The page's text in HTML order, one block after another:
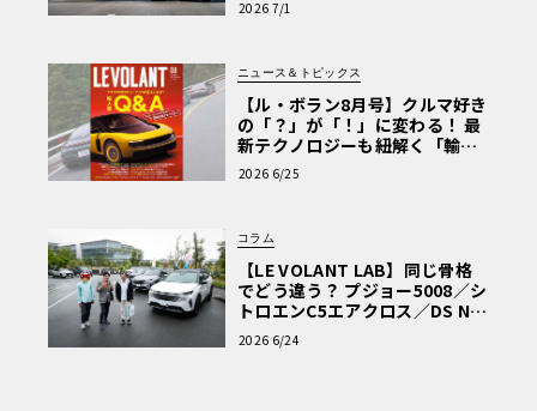
2026 7/1
ニュース＆トピックス
【ル・ボラン8月号】クルマ好き
の「？」が「！」に変わる！ 最
新テクノロジーも紐解く「輸入
車Q&A」
2026 6/25
コラム
【LE VOLANT LAB】同じ骨格
でどう違う？ プジョー5008／シ
トロエンC5エアクロス／DS Nº4
読者一気乗りレポート
2026 6/24